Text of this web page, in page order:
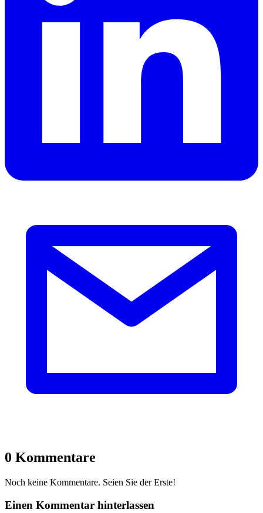
0 Kommentare
Noch keine Kommentare. Seien Sie der Erste!
Einen Kommentar hinterlassen